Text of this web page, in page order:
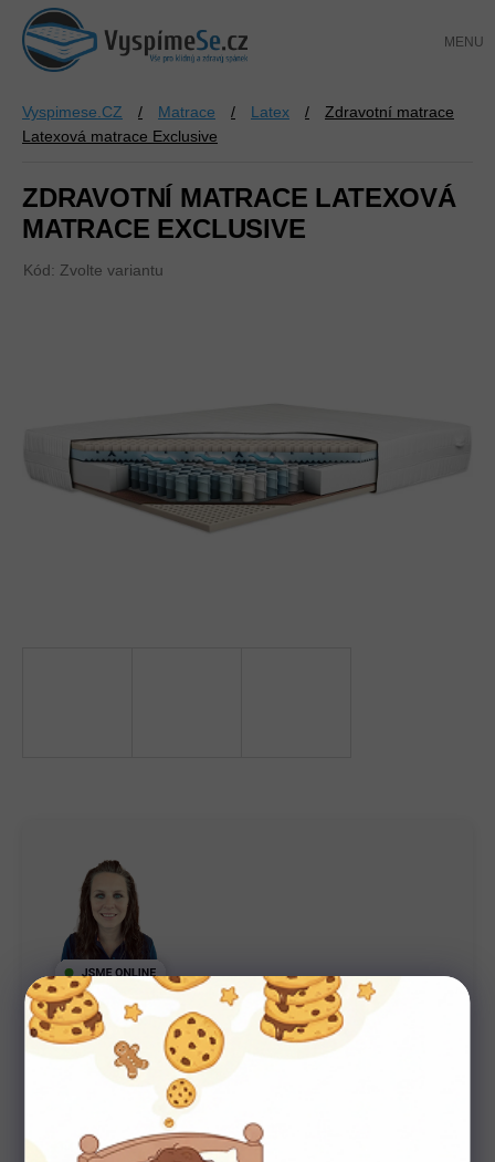
Přejít
obsah
KOŠÍK
Vyspimese.CZ / Matrace / Latex /
Zdravotní matrace
Latexová matrace Exclusive
ZDRAVOTNÍ MATRACE LATEXOVÁ
MATRACE EXCLUSIVE
Kód: Zvolte variantu
Potřebujete poradit s výběrem?
Nechte nám na sebe číslo. Zavoláme vám a se vším